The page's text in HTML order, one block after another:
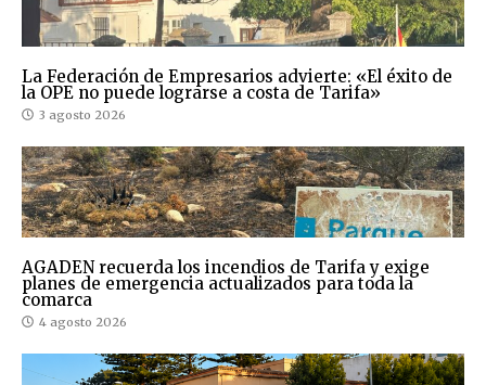
La Federación de Empresarios advierte: «El éxito de
la OPE no puede lograrse a costa de Tarifa»
3 agosto 2026
AGADEN recuerda los incendios de Tarifa y exige
planes de emergencia actualizados para toda la
comarca
4 agosto 2026